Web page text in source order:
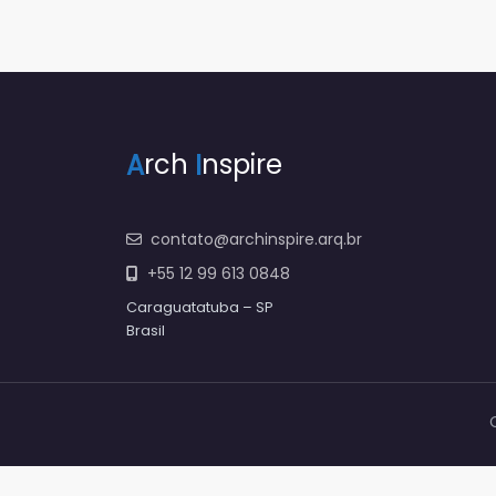
Arch Inspire
contato@archinspire.arq.br
+55 12 99 613 0848
Caraguatatuba – SP
Brasil